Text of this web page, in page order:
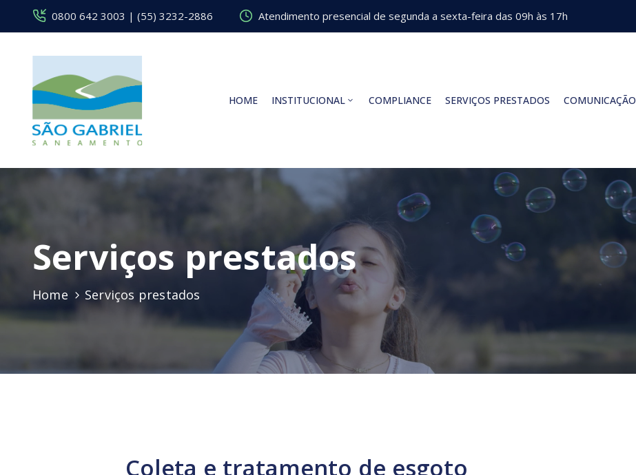
0800 642 3003 | (55) 3232-2886 Atendimento presencial de segunda a sexta-feira das 09h às 17h
HOME INSTITUCIONAL COMPLIANCE SERVIÇOS PRESTADOS COMUNICAÇÃO
Serviços prestados
Home Serviços prestados
Coleta e tratamento de esgoto